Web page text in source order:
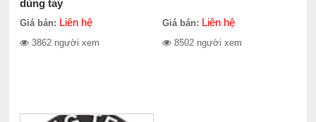
dùng tay
Giá bán: Liên hệ
3862 người xem
Giá bán: Liên hệ
8502 người xem